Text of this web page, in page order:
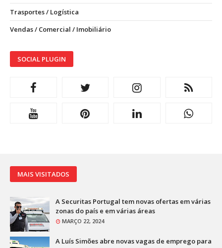
Trasportes / Logística
Vendas / Comercial / Imobiliário
SOCIAL PLUGIN
MAIS VISITADOS
A Securitas Portugal tem novas ofertas em várias
zonas do país e em várias áreas
MARÇO 22, 2024
A Luís Simões abre novas vagas de emprego para